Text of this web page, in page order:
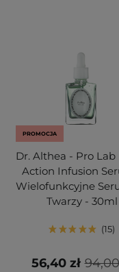
PROMOCJA
Dr. Althea - Pro
Action Infusion
Wielofunkcyjne
Twarzy - 30ml
15
94,00
56,40 zł